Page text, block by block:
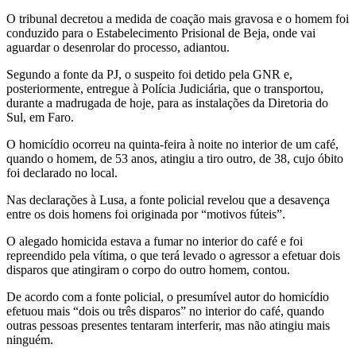
O tribunal decretou a medida de coação mais gravosa e o homem foi
conduzido para o Estabelecimento Prisional de Beja, onde vai
aguardar o desenrolar do processo, adiantou.
Segundo a fonte da PJ, o suspeito foi detido pela GNR e,
posteriormente, entregue à Polícia Judiciária, que o transportou,
durante a madrugada de hoje, para as instalações da Diretoria do
Sul, em Faro.
O homicídio ocorreu na quinta-feira à noite no interior de um café,
quando o homem, de 53 anos, atingiu a tiro outro, de 38, cujo óbito
foi declarado no local.
Nas declarações à Lusa, a fonte policial revelou que a desavença
entre os dois homens foi originada por “motivos fúteis”.
O alegado homicida estava a fumar no interior do café e foi
repreendido pela vítima, o que terá levado o agressor a efetuar dois
disparos que atingiram o corpo do outro homem, contou.
De acordo com a fonte policial, o presumível autor do homicídio
efetuou mais “dois ou três disparos” no interior do café, quando
outras pessoas presentes tentaram interferir, mas não atingiu mais
ninguém.